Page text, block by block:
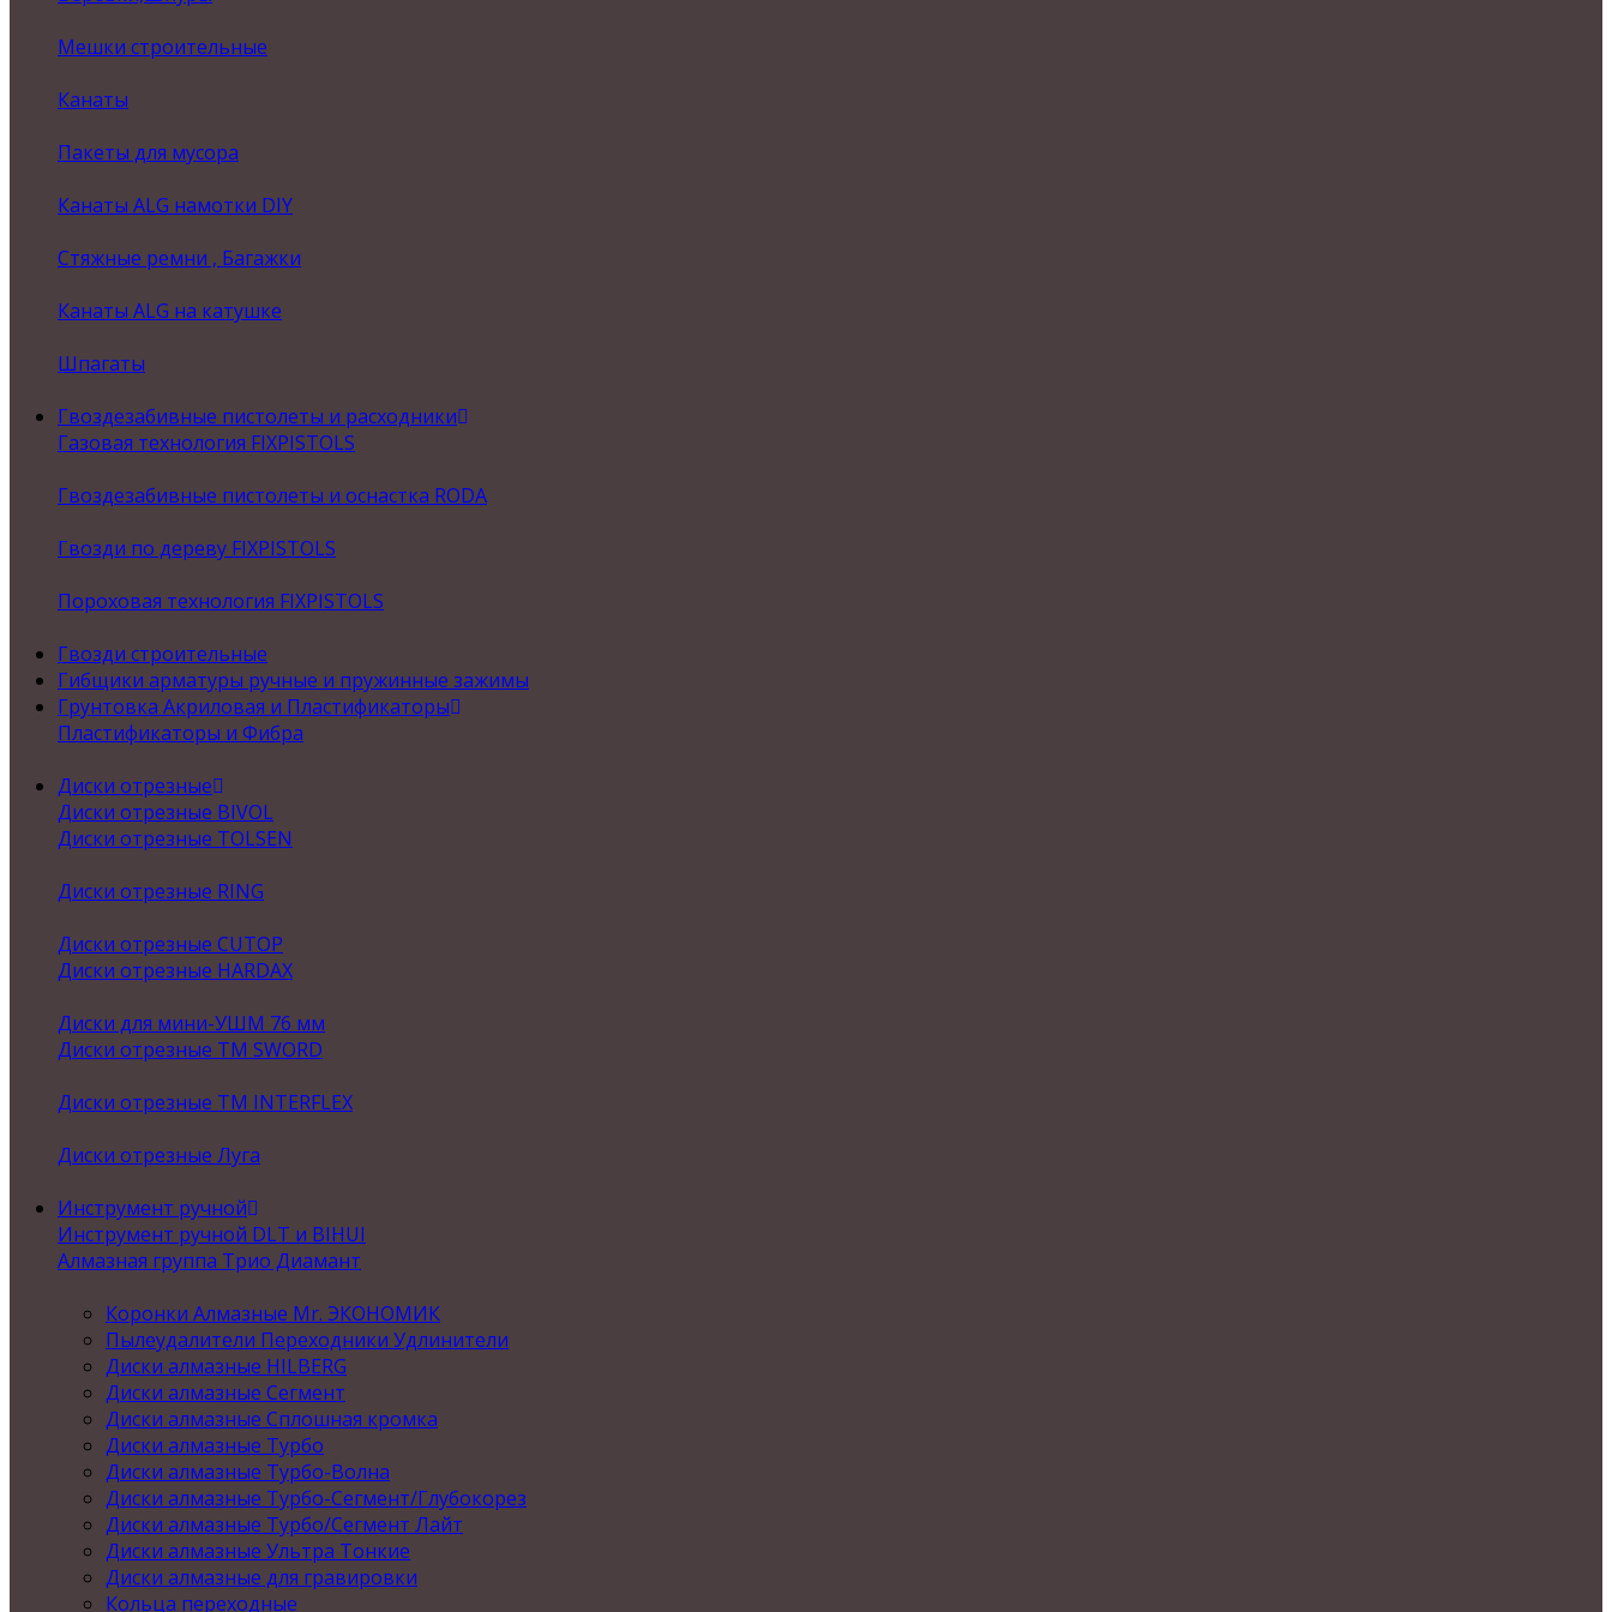
Мешки строительные
Канаты
Пакеты для мусора
Канаты ALG намотки DIY
Стяжные ремни , Багажки
Канаты ALG на катушке
Шпагаты
Гвоздезабивные пистолеты и расходники
Газовая технология FIXPISTOLS
Гвоздезабивные пистолеты и оснастка RODA
Гвозди по дереву FIXPISTOLS
Пороховая технология FIXPISTOLS
Гвозди строительные
Гибщики арматуры ручные и пружинные зажимы
Грунтовка Акриловая и Пластификаторы
Пластификаторы и Фибра
Диски отрезные
Диски отрезные BIVOL
Диски отрезные TOLSEN
Диски отрезные RING
Диски отрезные CUTOP
Диски отрезные HARDAX
Диски для мини-УШМ 76 мм
Диски отрезные ТМ SWORD
Диски отрезные ТМ INTERFLEX
Диски отрезные Луга
Инструмент ручной
Инструмент ручной DLT и BIHUI
Алмазная группа Трио Диамант
Коронки Алмазные Mr. ЭКОНОМИК
Пылеудалители Переходники Удлинители
Диски алмазные HILBERG
Диски алмазные Сегмент
Диски алмазные Сплошная кромка
Диски алмазные Турбо
Диски алмазные Турбо-Волна
Диски алмазные Турбо-Сегмент/Глубокорез
Диски алмазные Турбо/Сегмент Лайт
Диски алмазные Ультра Тонкие
Диски алмазные для гравировки
Кольца переходные